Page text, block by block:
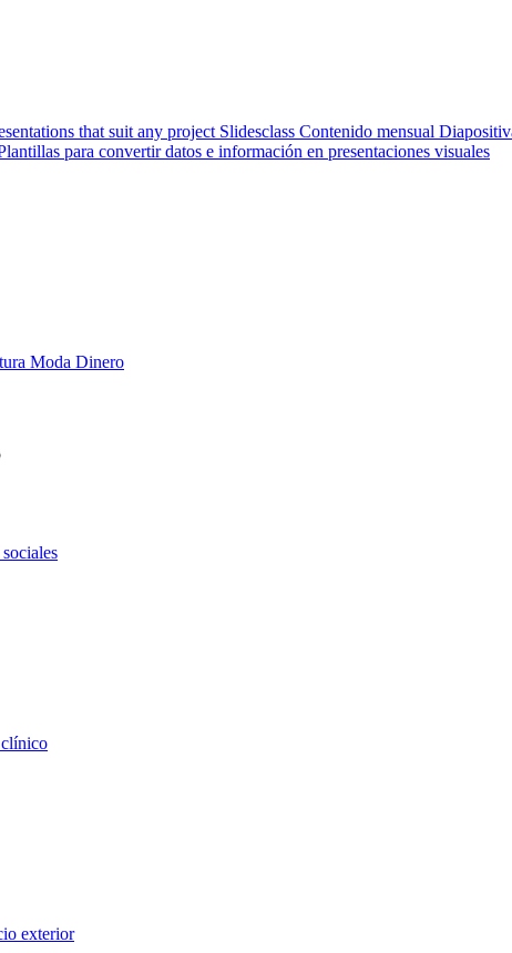
that suit any project Slidesclass Contenido mensual
para convertir datos e información en presentaciones visuales
Moda Dinero
exterior